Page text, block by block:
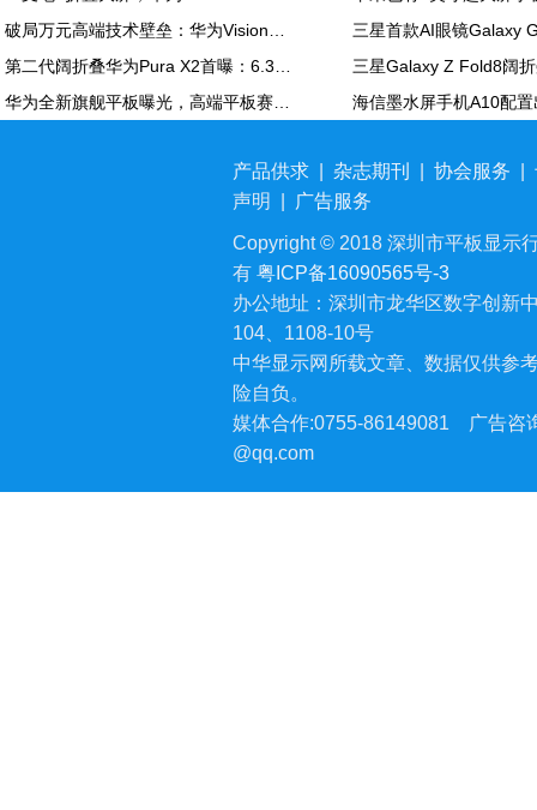
破局万元高端技术壁垒：华为Vision智慧屏6 SE RGB正式发布
第二代阔折叠华为Pura X2首曝：6.3英寸屏 显示面积比肩iPhone Pro Max
华为全新旗舰平板曝光，高端平板赛道再迎新玩家
产品供求 杂志期刊 协会服务
声明
广告服务
Copyright © 2018 深圳市平板显示
有 粤ICP备16090565号-3
办公地址：深圳市龙华区数字创新
104、1108-10号
中华显示网所载文章、数据仅供参
险自负。
媒体合作:0755-86149081
广告咨
@qq.com